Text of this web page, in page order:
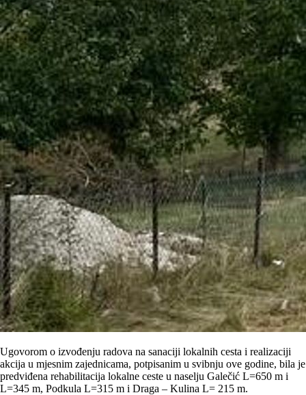
Ugovorom o izvođenju radova na sanaciji lokalnih cesta i realizaciji
akcija u mjesnim zajednicama, potpisanim u svibnju ove godine, bila je
predviđena rehabilitacija lokalne ceste u naselju Galečić L=650 m i
L=345 m, Podkula L=315 m i Draga – Kulina L= 215 m.